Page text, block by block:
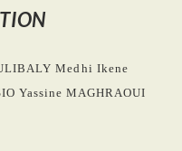
Medhi Ikene
Yassine MAGHRAOUI